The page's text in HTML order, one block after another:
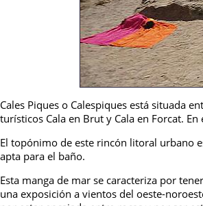
Cales Piques o Calespiques está situada
turísticos Cala en Brut y Cala en Forcat.
El topónimo de este rincón litoral urbano
apta para el baño.
Esta manga de mar se caracteriza por
una exposición a vientos del oeste-